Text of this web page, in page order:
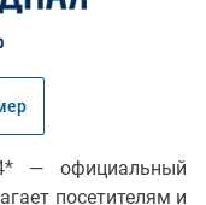
— официальный
посетителям и